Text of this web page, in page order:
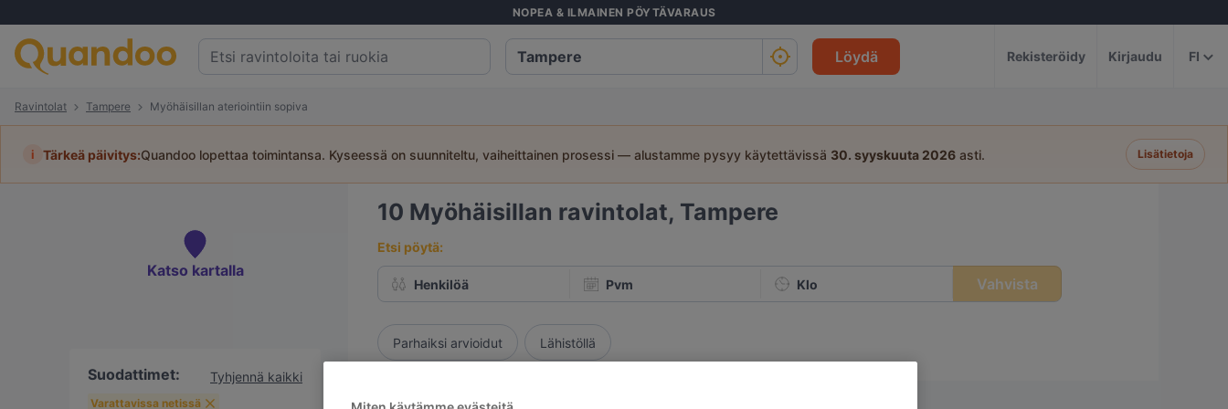
NOPEA & ILMAINEN PÖYTÄVARAUS
Löydä Rekisteröidy Kirjaudu FI
Ravintolat Tampere Myöhäisillan ateriointiin sopiva
i Tärkeä päivitys:Quandoo lopettaa toimintansa. Kyseessä on suunniteltu, vaiheittainen prosessi — alustamme pysyy käytettävissä 30. syyskuuta 2026 asti. Lisätietoja
Katso kartalla
Suodattimet: Tyhjennä kaikki
Varattavissa netissä
10 Myöhäisillan ravintolat, Tampere
Etsi pöytä:
Henkilöä Pvm Klo Vahvista
Parhaiksi arvioidut Lähistöllä
Osuvin